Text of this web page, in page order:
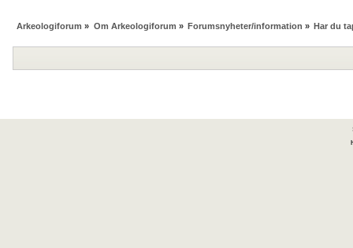
Arkeologiforum » Om Arkeologiforum » Forumsnyheter/information » Har du